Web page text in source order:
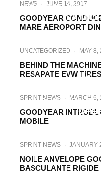
CONTINUA CU
LA
NEWS · JUNE 14, 2017
GOODYEAR
MARE AEROPORT
UNCATEGORIZED · MAY 8,
BEHIND THE
RESAPATE EVW TIRES
NEW ·
CONCEPUTE
SPRINT NEWS · MARCH 6,
GOODYEAR
MOBILE
SPRINT NEWS · JANUARY
NOILE ANVELOPE
BASCULANTE RIGIDE